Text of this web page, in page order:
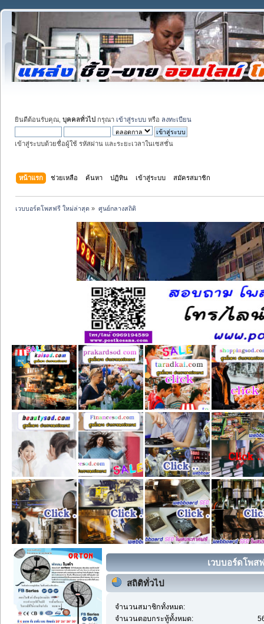
ยินดีต้อนรับคุณ, บุคคลทั่วไป กรุณา เข้าสู่ระบบ หรือ ลงทะเบียน
เข้าสู่ระบบด้วยชื่อผู้ใช้ รหัสผ่าน และระยะเวลาในเซสชั่น
หน้าแรก ช่วยเหลือ ค้นหา ปฏิทิน เข้าสู่ระบบ สมัครสมาชิก
เวบบอร์ดโพสฟรี ใหม่ล่าสุด » ศูนย์กลางสถิติ
เวบบอร์ดโพส
สถิติทั่วไป
จำนวนสมาชิกทั้งหมด:
จำนวนตอบกระทู้ทั้งหมด: